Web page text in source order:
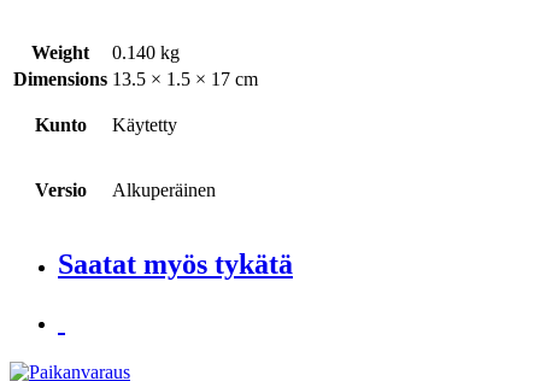
Weight
0.140 kg
Dimensions 13.5 × 1.5 × 17 cm
Kunto Käytetty
Versio Alkuperäinen
Saatat myös tykätä